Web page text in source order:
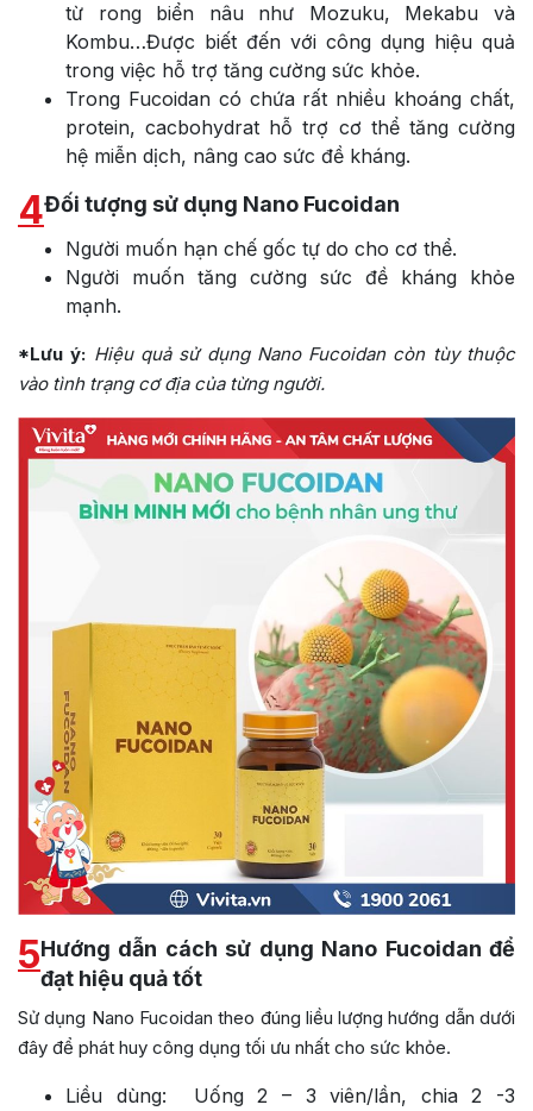
từ rong biển nâu như Mozuku, Mekabu và
Kombu…Được biết đến với công dụng hiệu quả
trong việc hỗ trợ tăng cường sức khỏe.
Trong Fucoidan có chứa rất nhiều khoáng chất,
protein, cacbohydrat hỗ trợ cơ thể tăng cường
hệ miễn dịch, nâng cao sức đề kháng.
4Đối tượng sử dụng Nano Fucoidan
Người muốn hạn chế gốc tự do cho cơ thể.
Người muốn tăng cường sức đề kháng khỏe
mạnh.
*Lưu ý: Hiệu quả sử dụng Nano Fucoidan còn tùy thuộc
vào tình trạng cơ địa của từng người.
5Hướng dẫn cách sử dụng Nano Fucoidan để
đạt hiệu quả tốt
Sử dụng Nano Fucoidan theo đúng liều lượng hướng dẫn dưới
đây để phát huy công dụng tối ưu nhất cho sức khỏe.
Liều dùng: Uống 2 – 3 viên/lần, chia 2 -3